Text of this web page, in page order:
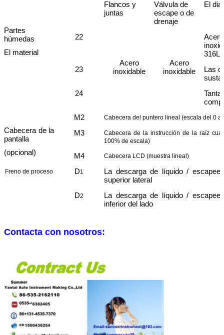
Partes
húmedas
El material
Flancos y
juntas
Válvula de
escape o de
drenaje
El
22
Acero
inoxidable
Acero
inoxidable
Acero
316L
23
Las
24
Cabecera de la
pantalla
(opcional)
M2 Cabecera del puntero lineal (escala del 0
M3
Cabecera de la instrucción de la raíz
100% de escala)
M4 Cabecera LCD (muestra lineal)
Freno de proceso D1 La descarga de líquido / escape
superior lateral
D2 La descarga de líquido / escape
inferior del lado
Contacta con nosotros: